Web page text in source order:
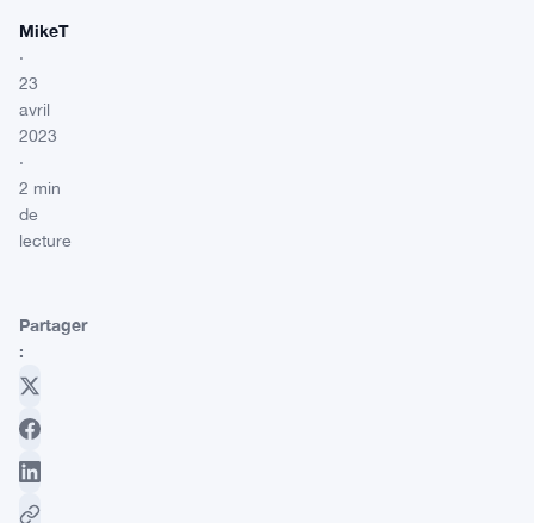
MikeT
·
23
avril
2023
·
2 min
de
lecture
Partager
: